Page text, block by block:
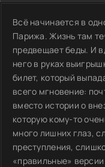
Всё начинается в
Парижа. Жизнь там
предвещает беды. И
него в руках
билет, который
всего мгновение:
вместо истории о
которую кому-то
много лишних глаз,
преступления,
«правильные»